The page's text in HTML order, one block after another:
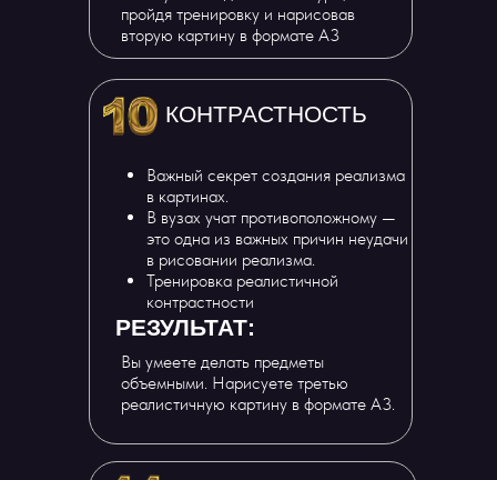
Важный секрет создания реализма
в картинах.
В вузах учат противоположному —
это одна из важных причин неудачи
в рисовании реализма.
Тренировка реалистичной
контрастности
КОНТРАСТНОСТЬ
РЕЗУЛЬТАТ:
Вы умеете делать предметы
объемными. Нарисуете третью
реалистичную картину в формате А3.
пройдя тренировку и нарисовав
вторую картину в формате А3